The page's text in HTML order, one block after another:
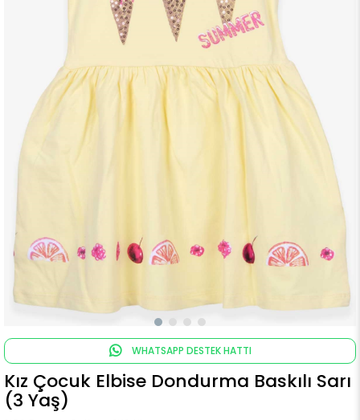
WHATSAPP DESTEK HATTI
Kız Çocuk Elbise Dondurma Baskılı Sarı
(3 Yaş)